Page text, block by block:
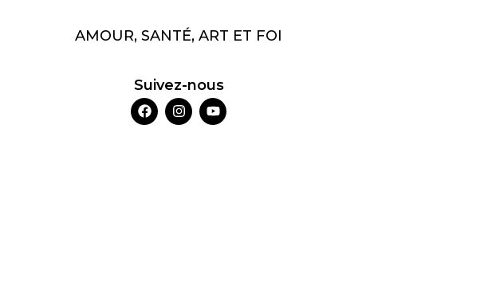
AMOUR, SANTÉ, ART ET FOI
Suivez-nous